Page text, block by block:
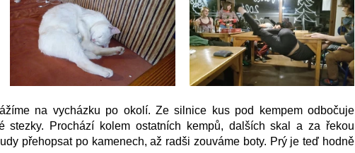
na vycházku po okolí. Ze silnice kus pod kempem odbočuje
stezky. Prochází kolem ostatních kempů, dalších skal a za řekou
přehopsat po kamenech, až radši zouváme boty. Prý je teď hodně